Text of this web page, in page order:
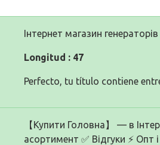
Інтернет магазин
Longitud : 47
Perfecto, tu título contiene
【Купити Головна】 — в
асортимент ✅ Відгуки ⚡ Опт